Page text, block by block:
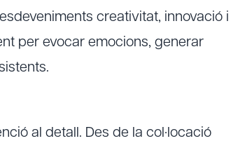
creativitat, innovació i
per evocar emocions, generar
al detall. Des de la col·locació